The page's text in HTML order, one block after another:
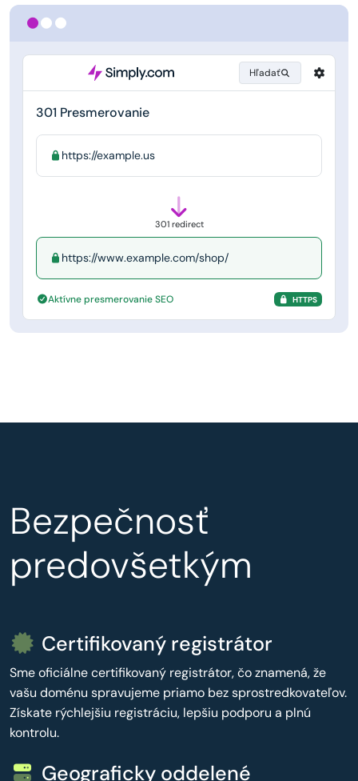
Hľadať
301 Presmerovanie
https://example.us
301 redirect
https://www.example.com/shop/
Aktívne presmerovanie SEO HTTPS
Bezpečnosť
predovšetkým
Certifikovaný registrátor
Sme oficiálne certifikovaný registrátor, čo znamená, že
vašu doménu spravujeme priamo bez sprostredkovateľov.
Získate rýchlejšiu registráciu, lepšiu podporu a plnú
kontrolu.
Geograficky oddelené